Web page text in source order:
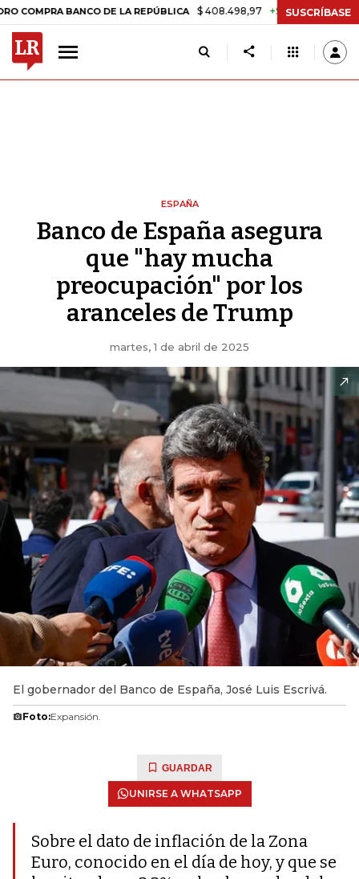
BANCO DE LA REPÚBLICA $ 408.498,97 +$ 8.753,81 +2,19%
SUSCRÍBASE
ESPAÑA
Banco de España asegura
que "hay mucha
preocupación" por los
aranceles de Trump
martes, 1 de abril de 2025
El gobernador del Banco de España, José Luis Escrivá.
Foto:Expansión.
GUARDAR
UNIRSE A WHATSAPP
Sobre el dato de inflación de la Zona
Euro, conocido en el día de hoy, y que se